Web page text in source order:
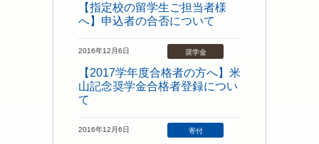
【指定校の留学生ご担当者様
へ】申込者の合否について
2016年12月6日 奨学金
【2017学年度合格者の方へ】米
山記念奨学金合格者登録につい
て
2016年12月6日 寄付